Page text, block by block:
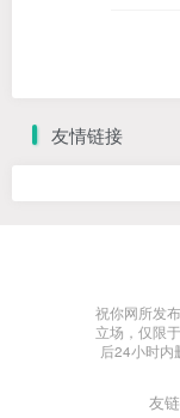
友情链接
祝你网所发
立场，仅限
后24小时内
友